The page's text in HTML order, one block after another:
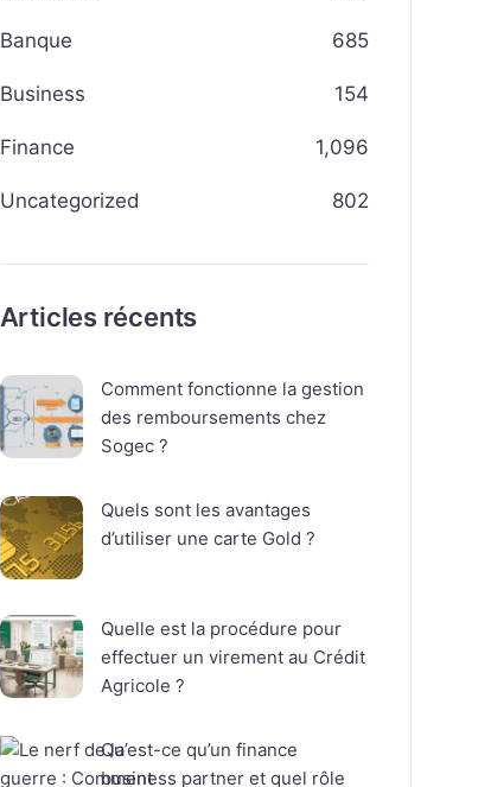
Banque 685
Business 154
Finance 1,096
Uncategorized 802
Articles récents
Comment fonctionne la gestion
des remboursements chez
Sogec ?
Quels sont les avantages
d’utiliser une carte Gold ?
Quelle est la procédure pour
effectuer un virement au Crédit
Agricole ?
Qu’est-ce qu’un finance
business partner et quel rôle